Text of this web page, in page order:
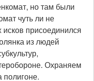
но там были
чуть ли не
присоединился
из людей
Охраняем
полигоне.